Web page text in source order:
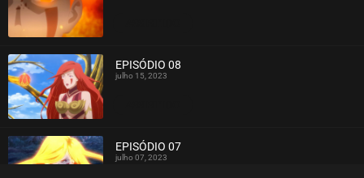
EPISÓDIO 08
julho 15, 2023
EPISÓDIO 07
julho 07, 2023